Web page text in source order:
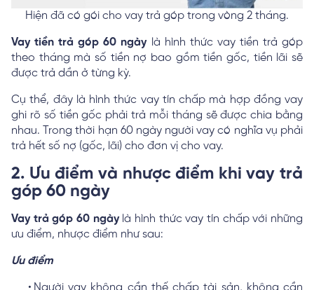
Hiện đã có gói cho vay trả góp trong vòng 2 tháng.
Vay tiền trả góp 60 ngàylà hình thức vay tiền trả góp
theo tháng mà số tiền nợ bao gồm tiền gốc, tiền lãi sẽ
được trả dần ở từng kỳ.
Cụ thể, đây là hình thức vay tín chấp mà hợp đồng vay
ghi rõ số tiền gốc phải trả mỗi tháng sẽ được chia bằng
nhau. Trong thời hạn 60 ngày người vay có nghĩa vụ phải
trả hết số nợ (gốc, lãi) cho đơn vị cho vay.
2. Ưu điểm và nhược điểm khi vay trả
góp 60 ngày
Vay trả góp 60 ngàylà hình thức vay tín chấp với những
ưu điểm, nhược điểm như sau:
Ưu điểm
Người vay không cần thế chấp tài sản, không cần